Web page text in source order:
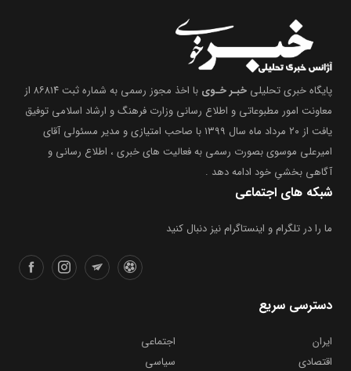
پایگاه خبری تحلیلی خبـر خـوی
با اخذ مجوز رسمی به شماره ثبت ۸۶۸۱۴ از
معاونت امور مطبوعاتی و اطلاع رسانی وزارت فرهنگ و ارشاد اسلامی توفیق
یافت از ۲۰ مرداد ماه سال ۱۳۹۹ با صاحب امتیازی و مدیر مسئولی آقای
امیرعلی موسوی بصورت رسمی به فعالیت های خبری ، اطلاع رسانی و
آگاهی بخشیِ خود ادامه دهد .
شبکه های اجتماعی
ما را در تلگرام و اینستاگرام نیز دنبال کنید
دسترسی سریع
ایران
اجتماعی
اقتصادی
سیاسی